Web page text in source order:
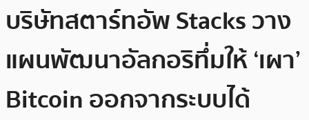
บริษัทสตาร์ทอัพ Stacks วาง
แผนพัฒนาอัลกอริทึ่มให้ ‘เผา’
Bitcoin ออกจากระบบได้